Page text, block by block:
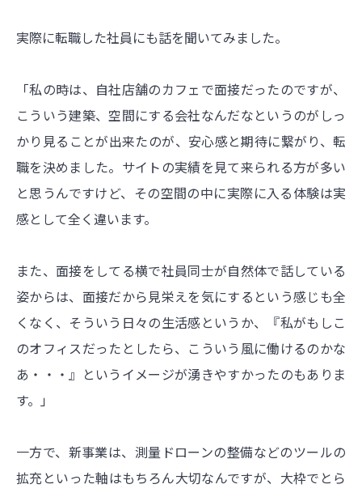
実際に転職した社員にも話を聞いてみました。
「私の時は、自社店舗のカフェで面接だったのですが、
こういう建築、空間にする会社なんだなというのがしっ
かり見ることが出来たのが、安心感と期待に繋がり、転
職を決めました。サイトの実績を見て来られる方が多い
と思うんですけど、その空間の中に実際に入る体験は実
感として全く違います。
また、面接をしてる横で社員同士が自然体で話している
姿からは、面接だから見栄えを気にするという感じも全
くなく、そういう日々の生活感というか、『私がもしこ
のオフィスだったとしたら、こういう風に働けるのかな
あ・・・』というイメージが湧きやすかったのもありま
す。」
一方で、新事業は、測量ドローンの整備などのツールの
拡充といった軸はもちろん大切なんですが、大枠でとら